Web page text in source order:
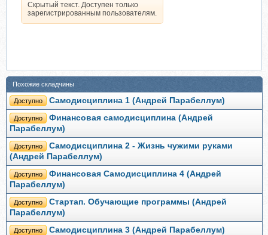
Скрытый текст. Доступен только
зарегистрированным пользователям.
Похожие складчины
Доступно Самодисциплина 1 (Андрей Парабеллум)
Доступно
Финансовая самодисциплина (Андрей
Парабеллум)
Доступно
Самодисциплина 2 - Жизнь чужими руками
(Андрей Парабеллум)
Доступно
Финансовая Самодисциплина 4 (Андрей
Парабеллум)
Доступно
Стартап. Обучающие программы (Андрей
Парабеллум)
Доступно Самодисциплина 3 (Андрей Парабеллум)